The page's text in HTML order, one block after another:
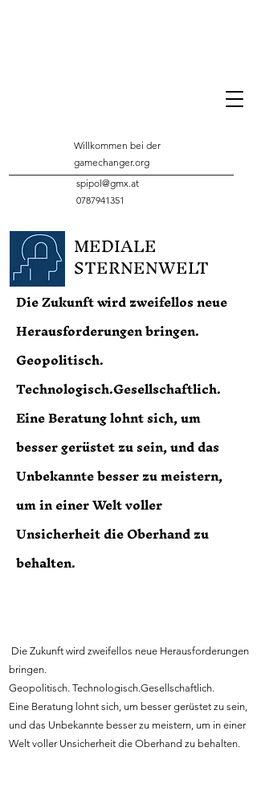
Willkommen bei der
gamechanger.org
spipol@gmx.at
0787941351
MEDIALE
STERNENWELT
Die Zukunft wird zweifellos neue
Herausforderungen bringen.
Geopolitisch.
Technologisch.Gesellschaftlich.
Eine Beratung lohnt sich, um
besser gerüstet zu sein, und das
Unbekannte besser zu meistern,
um in einer Welt voller
Unsicherheit die Oberhand zu
behalten.
Die Zukunft wird zweifellos neue Herausforderungen
bringen.
Geopolitisch. Technologisch.Gesellschaftlich.
Eine Beratung lohnt sich, um besser gerüstet zu sein,
und das Unbekannte besser zu meistern, um in einer
Welt voller Unsicherheit die Oberhand zu behalten.